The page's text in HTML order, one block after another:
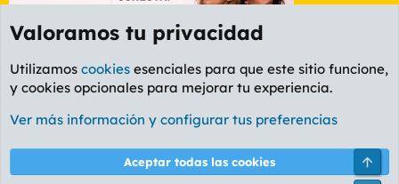
Foro Deportes
Cookies
PL OLDSTYLE AMARILLO
Términos y reglas Política de privacidad Ayuda
Valoramos tu privacidad
Utilizamos cookies esenciales para que este sitio funcione,
y cookies opcionales para mejorar tu experiencia.
Ver más información y configurar tus preferencias
Aceptar todas las cookies